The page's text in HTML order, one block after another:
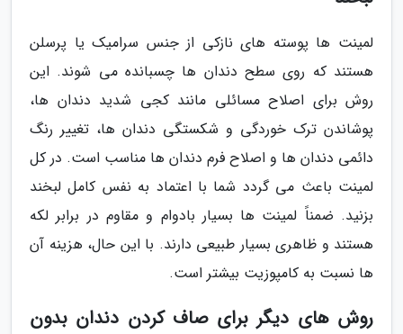
لمینت ها پوسته های نازکی از جنس سرامیک یا پرسلن
هستند که روی سطح دندان ها چسبانده می شوند. این
روش برای اصلاح مسائلی مانند کجی شدید دندان ها،
پوشاندن ترک خوردگی و شکستگی دندان ها، تغییر رنگ
دائمی دندان ها و اصلاح فرم دندان ها مناسب است. در کل
لمینت باعث می گردد شما با اعتماد به نفس کامل لبخند
بزنید. ضمناً لمینت ها بسیار بادوام و مقاوم در برابر لکه
هستند و ظاهری بسیار طبیعی دارند. با این حال، هزینه آن
ها نسبت به کامپوزیت بیشتر است.
روش های دیگر برای صاف کردن دندان بدون